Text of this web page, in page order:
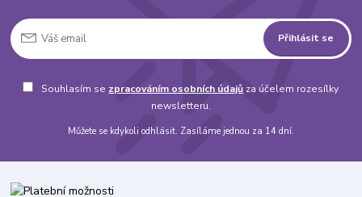
Přihlásit se
Souhlasím se zpracováním osobních údajů za účelem rozesílky
newsletteru.
Můžete se kdykoli odhlásit. Zasíláme jednou za 14 dní.